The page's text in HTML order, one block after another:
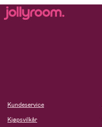
Kundeservice
Kjøpsvilkår